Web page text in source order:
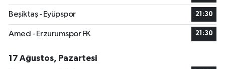
Beşiktaş - Eyüpspor 21:30
Amed - Erzurumspor FK 21:30
17 Ağustos, Pazartesi